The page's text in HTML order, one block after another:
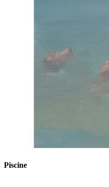
Piscine